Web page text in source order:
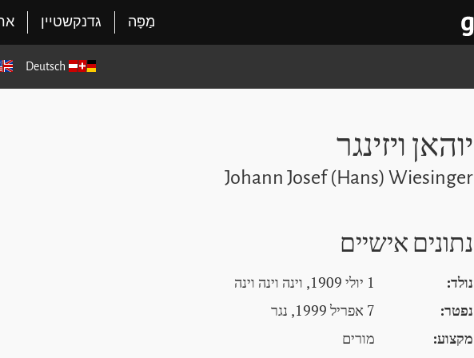
מַפָּה גדנקשטיין
Deutsch
יוהאן ויזינגר
Johann Josef (Hans) Wiesinger
נתונים אישיים
נולד:
1 יולי 1909, וינה וינה וינה
נפטר:
7 אפריל 1999, נגר
מקצוע:
מורים